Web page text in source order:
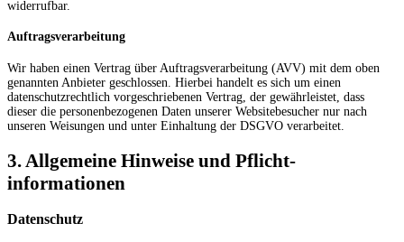
widerrufbar.
Auftragsverarbeitung
Wir haben einen Vertrag über Auftragsverarbeitung (AVV) mit dem oben
genannten Anbieter geschlossen. Hierbei handelt es sich um einen
datenschutzrechtlich vorgeschriebenen Vertrag, der gewährleistet, dass
dieser die personenbezogenen Daten unserer Websitebesucher nur nach
unseren Weisungen und unter Einhaltung der DSGVO verarbeitet.
3. Allgemeine Hinweise und Pflicht­
informationen
Datenschutz